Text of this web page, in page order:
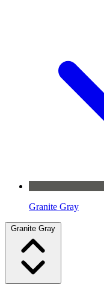
Granite Gray
Granite Gray